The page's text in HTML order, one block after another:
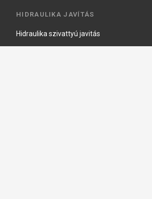
HIDRAULIKA JAVÍTÁS
Hidraulika szivattyú javitás